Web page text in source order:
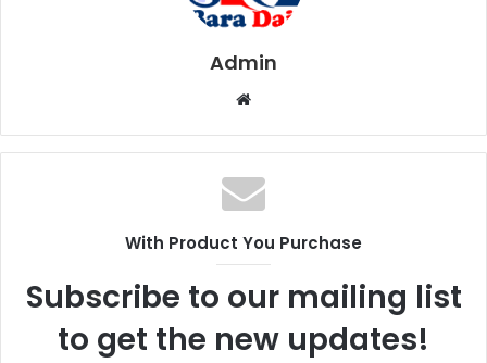
Admin
b
s
i
e
With Product You Purchase
Subscribe to our mailing list
to get the new updates!